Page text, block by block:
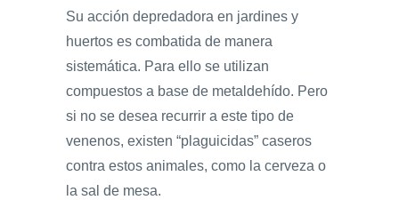
Su acción depredadora en jardines y
huertos es combatida de manera
sistemática. Para ello se utilizan
compuestos a base de metaldehído. Pero
si no se desea recurrir a este tipo de
venenos, existen “plaguicidas” caseros
contra estos animales, como la cerveza o
la sal de mesa.